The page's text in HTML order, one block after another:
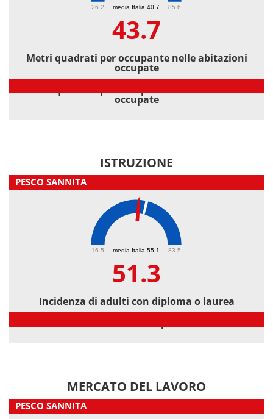
media Italia 40.7
26.2 85.6
43.7
Metri quadrati per occupante nelle abitazioni
occupate
occupate
ISTRUZIONE
PESCO SANNITA
media Italia 55.1
16.5 83.5
51.3
Incidenza di adulti con diploma o laurea
MERCATO DEL LAVORO
PESCO SANNITA